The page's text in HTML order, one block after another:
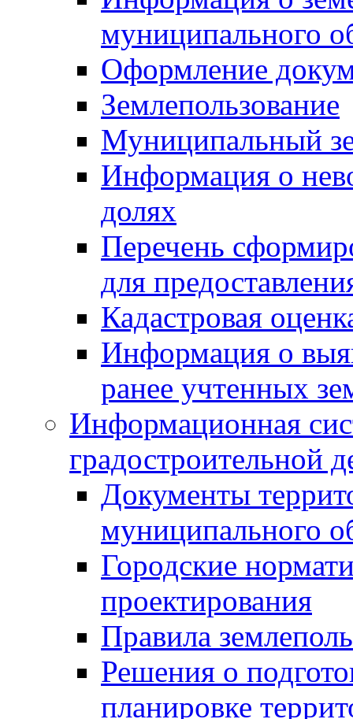
муниципального
Оформление
Землепользование
Муниципальный
Информация о
долях
Перечень
для
Кадастровая
Информация о
ранее учтенных
Информационная
градостроительной
Документы
муниципального
Городские
проектирования
Правила
Решения о
планировке